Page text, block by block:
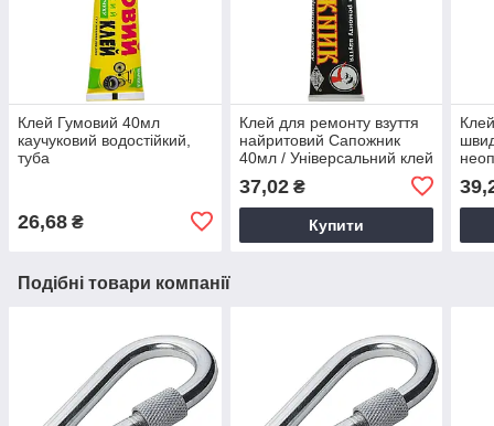
Клей Гумовий 40мл
каучуковий водостійкий,
туба
26,68 ₴
Клей для ремонту взуття
найритовий Сапожник
40мл / Універсальний клей
для шкіри, гуми та тканини
37,02₴
Купити
Подібні товари компанії